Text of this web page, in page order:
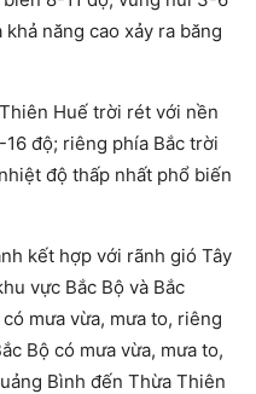
năng cao xảy ra băng
Huế trời rét với nền
độ; riêng phía Bắc trời
độ thấp nhất phổ biến
kết hợp với rãnh gió Tây
vực Bắc Bộ và Bắc
mưa vừa, mưa to, riêng
Bộ có mưa vừa, mưa to,
Bình đến Thừa Thiên